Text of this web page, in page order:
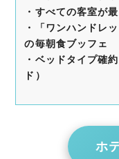
・すべての客室が
・「ワンハンドレ
の毎朝食ブッフェ
・ベッドタイプ確
ド）
ホ